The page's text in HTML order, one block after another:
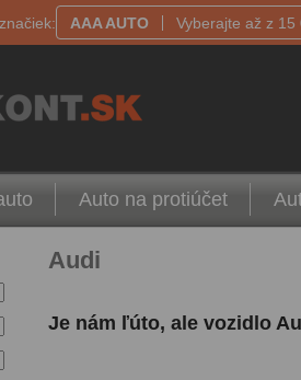
AAA AUTO Vyberajte až z
Audi
Je nám ľúto, ale vozidlo
Auto na protiúčet